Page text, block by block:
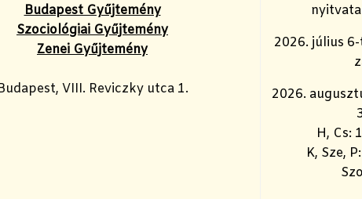
Budapest Gyűjtemény
Szociológiai Gyűjtemény
Zenei Gyűjtemény
VIII. Reviczky utca 1.
2026. július
2026.
H, Cs:
K, Sze,